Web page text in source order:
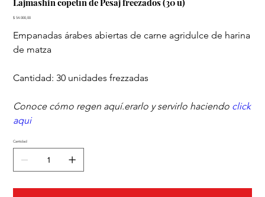
Lajmashin copetín de Pesaj freezados (30 u)
Precio
$ 54.000,00
Empanadas árabes abiertas de carne agridulce de harina
de matza
Cantidad: 30 unidades frezzadas
Conoce cómo regen aquí.erarlo y servirlo haciendo click
aqui
Cantidad